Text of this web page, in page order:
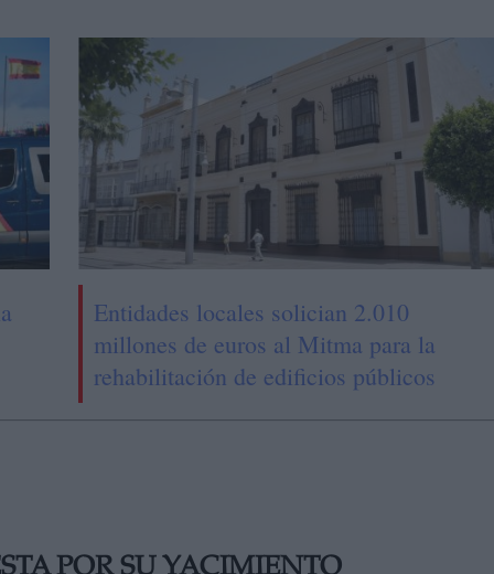
Entidades locales solician 2.010
millones de euros al Mitma para la
rehabilitación de edificios públicos